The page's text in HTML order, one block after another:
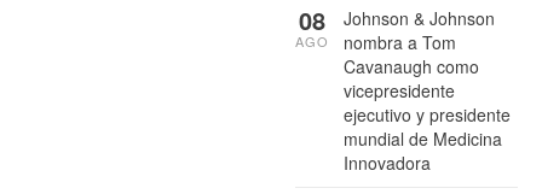
Johnson & Johnson
nombra a Tom
Cavanaugh como
vicepresidente
ejecutivo y presidente
mundial de Medicina
Innovadora
08
AGO